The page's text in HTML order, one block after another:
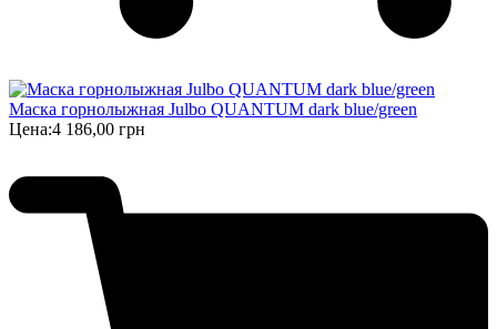
Маска горнолыжная Julbo QUANTUM dark blue/green
Цена:4 186,00 грн